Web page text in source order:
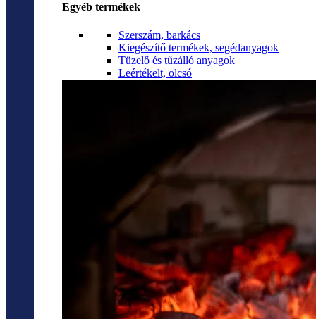
Egyéb termékek
Szerszám, barkács
Kiegészítő termékek, segédanyagok
Tüzelő és tűzálló anyagok
Leértékelt, olcsó